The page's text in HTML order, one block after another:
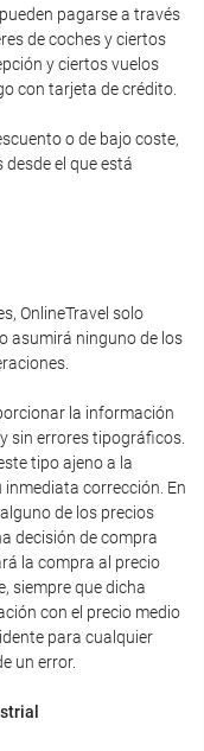
pagarse a través
de coches y ciertos
y ciertos vuelos
con tarjeta de crédito.
o de bajo coste,
desde el que está
OnlineTravel solo
asumirá ninguno de los
la información
sin errores tipográficos.
tipo ajeno a la
inmediata corrección. En
de los precios
decisión de compra
la compra al precio
siempre que dicha
con el precio medio
para cualquier
un error.